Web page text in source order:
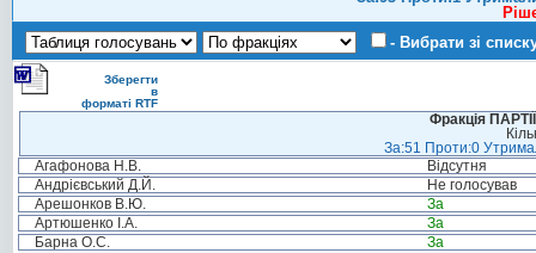
- Вибрати зі
Зберегти
в
форматі RTF
Фракція
За:51 Проти:0
Агафонова Н.В.
Відсутня
Андрієвський Д.Й.
Не голосував
Арешонков В.Ю.
За
Артюшенко І.А.
За
Барна О.С.
За